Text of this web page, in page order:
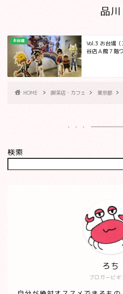
品川
お台場
Vol.3 お台場
谷店Ａ館７階
HOME 喫茶店・カフェ 東京都
検索
ブロガービギ
ろち